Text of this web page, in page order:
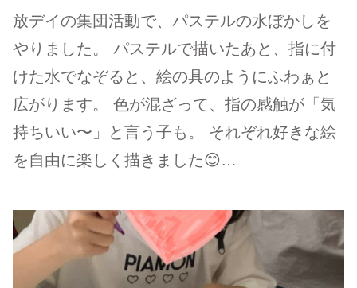
放デイの集団活動で、パステルの水ぼかしを
やりました。 パステルで描いたあと、指に付
けた水でなぞると、絵の具のようにふわぁと
広がります。 色が混ざって、指の感触が「気
持ちいい〜」と言う子も。 それぞれ好きな絵
を自由に楽しく描きました😊…